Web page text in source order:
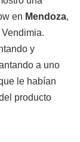
en Mendoza,
y
a uno
le habían
producto